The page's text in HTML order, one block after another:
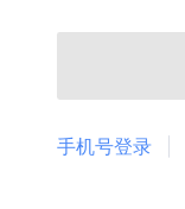
手机号登录